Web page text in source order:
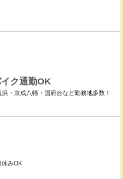
ク通勤OK
・京成八幡・国府台など勤務地多数！
みOK